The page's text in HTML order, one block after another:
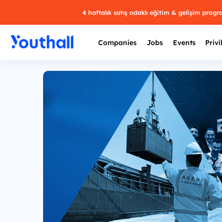
4 haftalık satış odaklı eğitim & gelişim
Companies Jobs Events